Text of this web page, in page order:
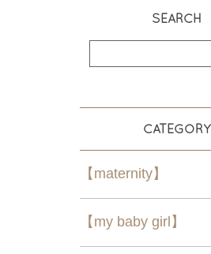
SEARCH
CATEGORY
【maternity】
【my baby girl】